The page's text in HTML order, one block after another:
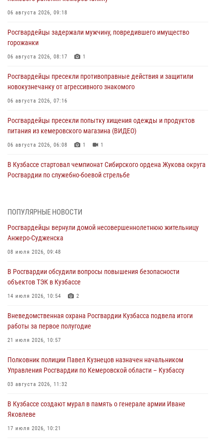
06 августа 2026, 09:18
Росгвардейцы задержали мужчину, повредившего имущество
горожанки
06 августа 2026, 08:17 1
Росгвардейцы пресекли противоправные действия и защитили
новокузнечанку от агрессивного знакомого
06 августа 2026, 07:16
Росгвардейцы пресекли попытку хищения одежды и продуктов
питания из кемеровского магазина (ВИДЕО)
06 августа 2026, 06:08 1 1
В Кузбассе стартовал чемпионат Сибирского ордена Жукова округа
Росгвардии по служебно-боевой стрельбе
Росгвардейцы задержали в Кемерове дебошира, устроившего
05 августа 2026, 09:30
Росгвардейцы задержали участника драки, причинившего побои
05 августа 2026, 08:50
Росгвардейцы пресекли нарушение общественного порядка на
05 августа 2026, 08:10
Росгвардейцы в Юрге пресекли попытку проникновения на
05 августа 2026, 07:45
ПОПУЛЯРНЫЕ НОВОСТИ
Росгвардейцы вернули домой несовершеннолетнюю жительницу
Анжеро-Судженска
08 июля 2026, 09:48
В Росгвардии обсудили вопросы повышения безопасности
объектов ТЭК в Кузбассе
14 июля 2026, 10:54 2
Вневедомственная охрана Росгвардии Кузбасса подвела итоги
работы за первое полугодие
21 июля 2026, 10:57
Полковник полиции Павел Кузнецов назначен начальником
Управления Росгвардии по Кемеровской области – Кузбассу
03 августа 2026, 11:32
В Кузбассе создают мурал в память о генерале армии Иване
Яковлеве
17 июля 2026, 10:21